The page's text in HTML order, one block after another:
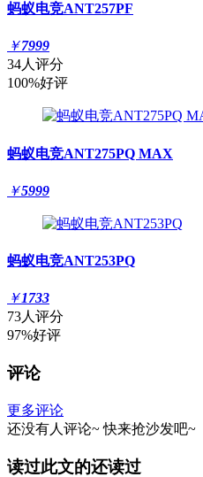
蚂蚁电竞ANT257PF
￥7999
34人评分
100%好评
蚂蚁电竞ANT275PQ MAX
￥5999
蚂蚁电竞ANT253PQ
￥1733
73人评分
97%好评
评论
更多评论
还没有人评论~ 快来抢沙发吧~
读过此文的还读过